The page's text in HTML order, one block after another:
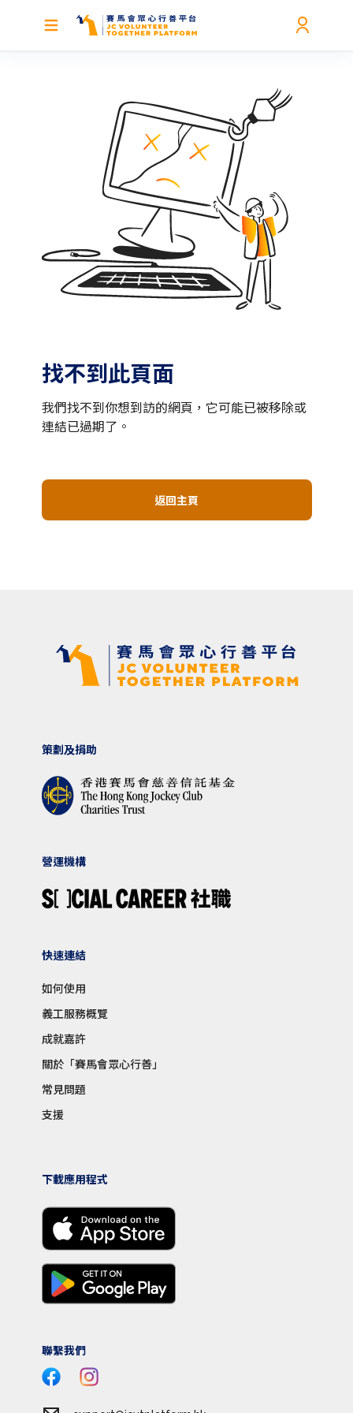
找不到此頁面
我們找不到你想到訪的網頁，它可能已被移除或
連結已過期了。
返回主頁
策劃及捐助
營運機構
快速連結
如何使用
義工服務概覽
成就嘉許
關於「賽馬會眾心行善」
常見問題
支援
下載應用程式
聯繫我們